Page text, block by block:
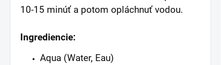
10-15 minúť a potom opláchnuť vodou.
Ingrediencie:
Aqua (Water, Eau)